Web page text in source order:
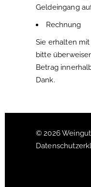
Geldeingang
Rechnung
Sie erhalten
bitte
Betrag
Dank.
© 2026 Weingut